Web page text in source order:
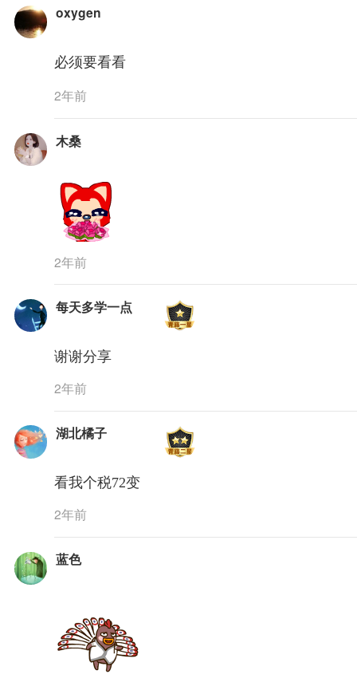
oxygen
必须要看看
2年前
木桑
2年前
每天多学一点
谢谢分享
2年前
湖北橘子
看我个税72变
2年前
蓝色